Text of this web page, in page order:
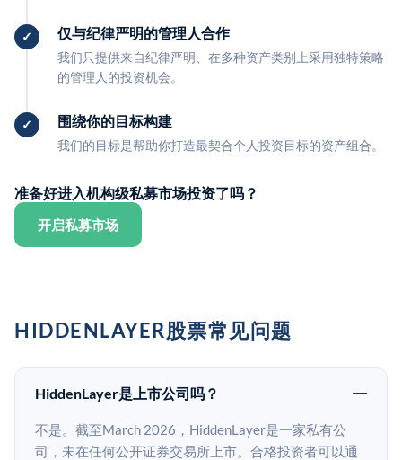
仅与纪律严明的管理人合作
我们只提供来自纪律严明、在多种资产类别上采用独特策略
的管理人的投资机会。
围绕你的目标构建
我们的目标是帮助你打造最契合个人投资目标的资产组合。
准备好进入机构级私募市场投资了吗？
开启私募市场
HIDDENLAYER股票常见问题
HiddenLayer是上市公司吗？
不是。截至March 2026，HiddenLayer是一家私有公
司，未在任何公开证券交易所上市。合格投资者可以通